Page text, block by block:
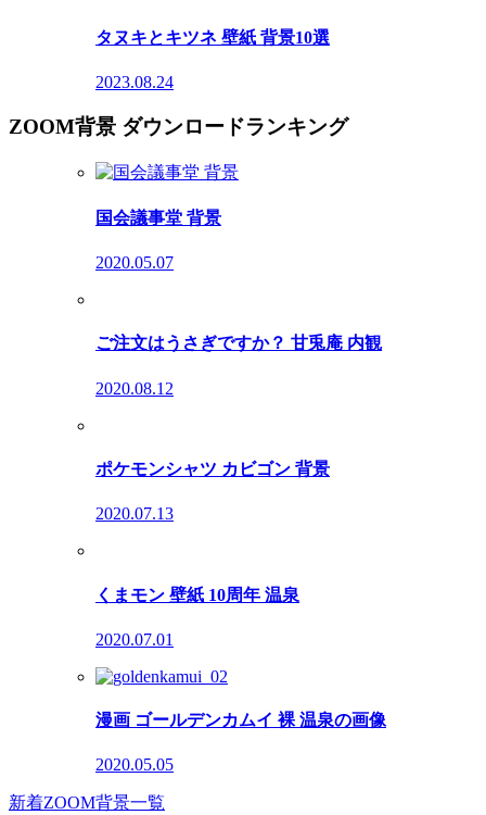
タヌキとキツネ 壁紙 背景10選
2023.08.24
ZOOM背景 ダウンロードランキング
国会議事堂 背景
2020.05.07
ご注文はうさぎですか？ 甘兎庵 内観
2020.08.12
ポケモンシャツ カビゴン 背景
2020.07.13
くまモン 壁紙 10周年 温泉
2020.07.01
漫画 ゴールデンカムイ 裸 温泉の画像
2020.05.05
新着ZOOM背景一覧